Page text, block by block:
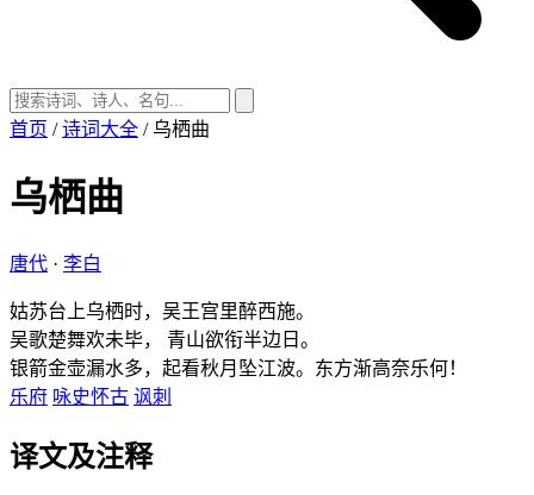
首页 / 诗词大全 / 乌栖曲
乌栖曲
唐代 · 李白
姑苏台上乌栖时，吴王宫里醉西施。
吴歌楚舞欢未毕， 青山欲衔半边日。
银箭金壶漏水多，起看秋月坠江波。东方渐高奈乐何！
乐府 咏史怀古 讽刺
译文及注释